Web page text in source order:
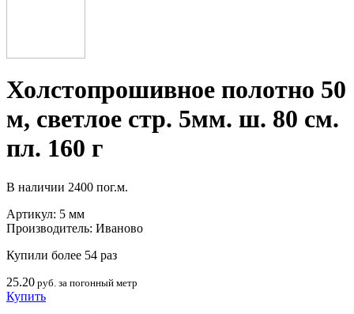
Холстопрошивное полотно 50
м, светлое стр. 5мм. ш. 80 см.
пл. 160 г
В наличии 2400 пог.м.
Артикул: 5 мм
Производитель: Иваново
Купили более 54 раз
25.20 руб. за погонный метр
Купить